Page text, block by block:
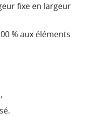
fixe en largeur
% aux éléments